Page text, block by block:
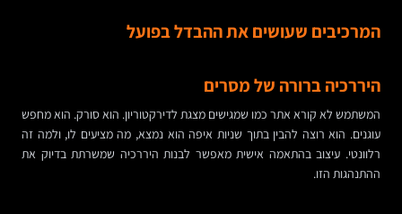
המרכיבים שעושים את ההבדל בפועל
היררכיה ברורה של מסרים
המשתמש לא קורא אתר כמו שמגישים מצגת לדירקטוריון. הוא סורק. הוא מחפש
עוגנים. הוא רוצה להבין בתוך שניות איפה הוא נמצא, מה מציעים לו, ולמה זה
רלוונטי. עיצוב בהתאמה אישית מאפשר לבנות היררכיה שמשרתת בדיוק את
ההתנהגות הזו.